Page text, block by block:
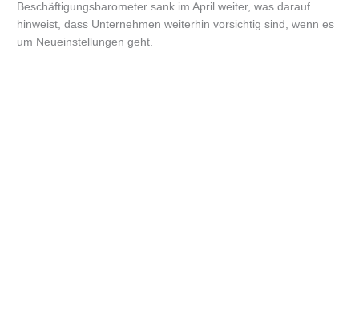
Beschäftigungsbarometer sank im April weiter, was darauf
hinweist, dass Unternehmen weiterhin vorsichtig sind, wenn es
um Neueinstellungen geht.